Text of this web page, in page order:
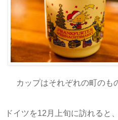
カップはそれぞれの町の
ドイツを12月上旬に訪れると、